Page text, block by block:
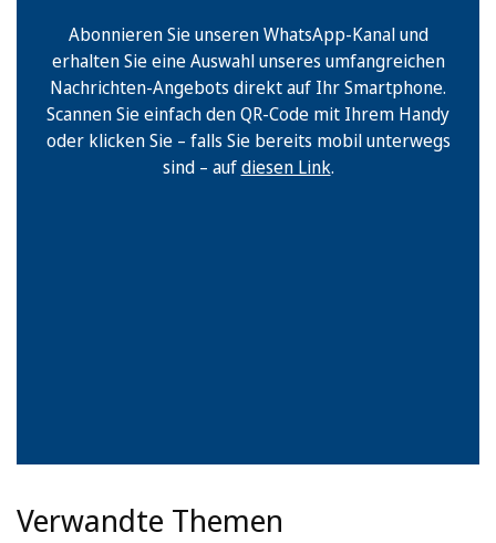
Abonnieren Sie unseren WhatsApp-Kanal und
erhalten Sie eine Auswahl unseres umfangreichen
Nachrichten-Angebots direkt auf Ihr Smartphone.
Scannen Sie einfach den QR-Code mit Ihrem Handy
oder klicken Sie – falls Sie bereits mobil unterwegs
sind – aufdiesen Link.
Verwandte Themen